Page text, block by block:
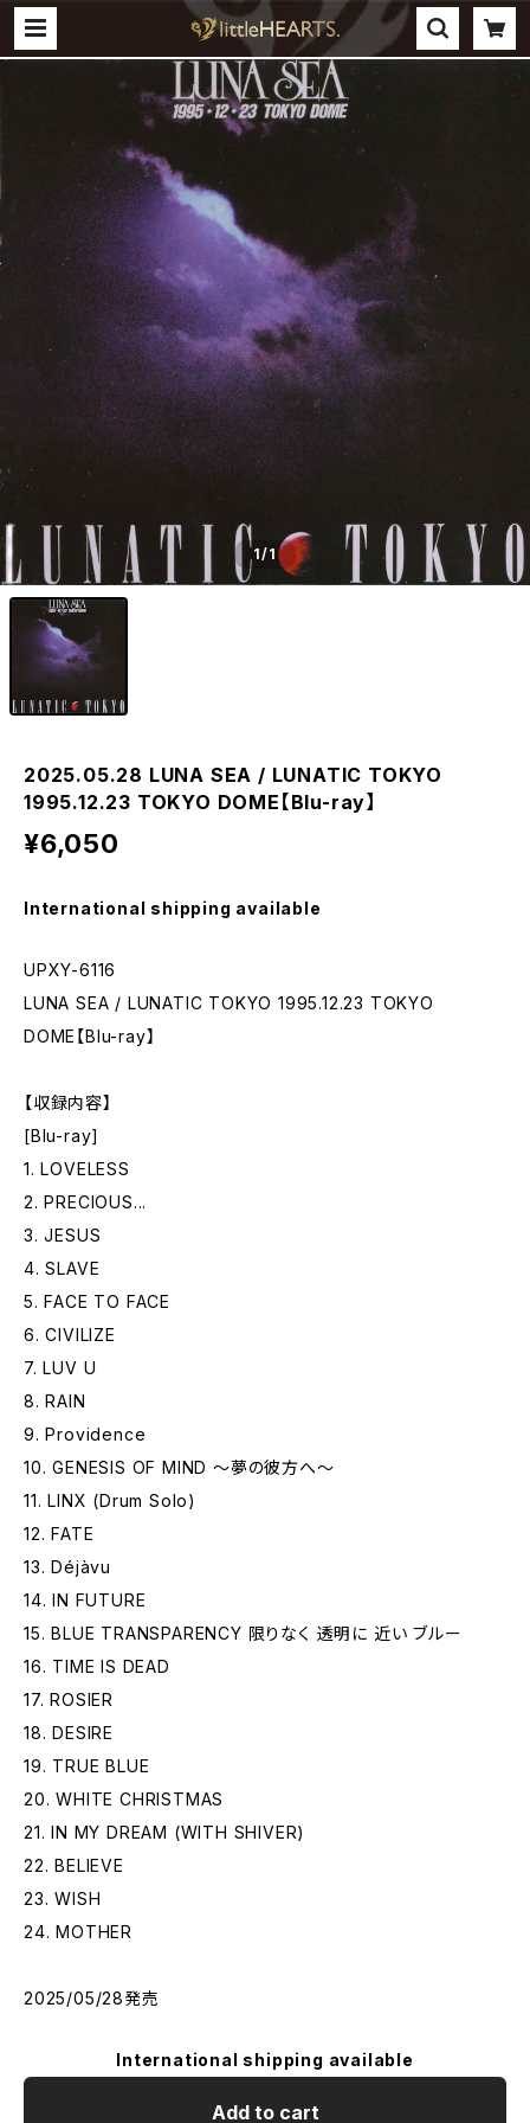
1/1
2025.05.28 LUNA SEA / LUNATIC TOKYO
1995.12.23 TOKYO DOME【Blu-ray】
¥6,050
International shipping available
UPXY-6116
LUNA SEA / LUNATIC TOKYO 1995.12.23 TOKYO
DOME【Blu-ray】
【収録内容】
[Blu-ray]
1. LOVELESS
2. PRECIOUS...
3. JESUS
4. SLAVE
5. FACE TO FACE
6. CIVILIZE
7. LUV U
8. RAIN
9. Providence
10. GENESIS OF MIND 〜夢の彼⽅へ〜
11. LINX (Drum Solo)
12. FATE
13. Déjàvu
14. IN FUTURE
15. BLUE TRANSPARENCY 限りなく 透明に 近い ブルー
16. TIME IS DEAD
17. ROSIER
18. DESIRE
19. TRUE BLUE
20. WHITE CHRISTMAS
21. IN MY DREAM (WITH SHIVER)
22. BELIEVE
23. WISH
24. MOTHER
2025/05/28発売
International shipping available
Add to cart